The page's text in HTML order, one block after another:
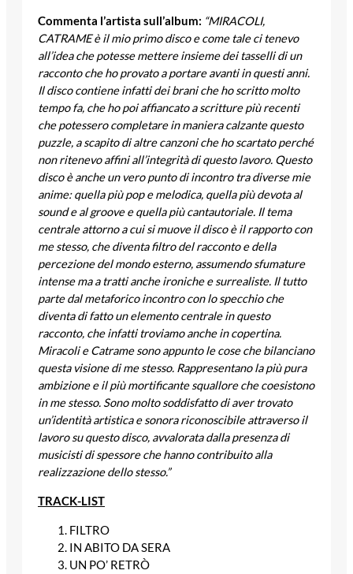
Commenta l’artista sull’album: “MIRACOLI,
CATRAME è il mio primo disco e come tale ci tenevo
all’idea che potesse mettere insieme dei tasselli di un
racconto che ho provato a portare avanti in questi anni.
Il disco contiene infatti dei brani che ho scritto molto
tempo fa, che ho poi affiancato a scritture più recenti
che potessero completare in maniera calzante questo
puzzle, a scapito di altre canzoni che ho scartato perché
non ritenevo affini all’integrità di questo lavoro. Questo
disco è anche un vero punto di incontro tra diverse mie
anime: quella più pop e melodica, quella più devota al
sound e al groove e quella più cantautoriale. Il tema
centrale attorno a cui si muove il disco è il rapporto con
me stesso, che diventa filtro del racconto e della
percezione del mondo esterno, assumendo sfumature
intense ma a tratti anche ironiche e surrealiste. Il tutto
parte dal metaforico incontro con lo specchio che
diventa di fatto un elemento centrale in questo
racconto, che infatti troviamo anche in copertina.
Miracoli e Catrame sono appunto le cose che bilanciano
questa visione di me stesso. Rappresentano la più pura
ambizione e il più mortificante squallore che coesistono
in me stesso. Sono molto soddisfatto di aver trovato
un’identità artistica e sonora riconoscibile attraverso il
lavoro su questo disco, avvalorata dalla presenza di
musicisti di spessore che hanno contribuito alla
realizzazione dello stesso.”
TRACK-LIST
FILTRO
IN ABITO DA SERA
UN PO’ RETRÒ